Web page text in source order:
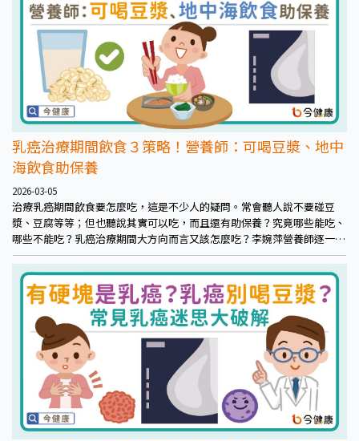
乳癌治療期間飲食３策略！營養師：可喝豆漿、地中
海飲食助保養
2026-03-05
治療乳癌期間飲食要怎麼吃，這是不少人的疑問。常會聽人說不要碰豆
漿、豆腐等等；但也聽說其實可以吃，而且還有助保養？究竟哪些能吃、
哪些不能吃？乳癌治療期間大方向而言又該怎麼吃？李婉萍營養師逐一說
明。